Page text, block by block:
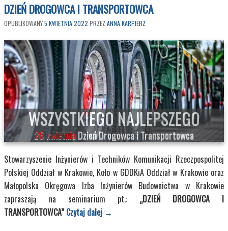
DZIEŃ DROGOWCA I TRANSPORTOWCA
OPUBLIKOWANY5 KWIETNIA 2022 PRZEZANNA KARPIERZ
WSZYSTKIEGO NAJLEPSZEGO
26 kwietniaDzień Drogowca i Transportowca
Stowarzyszenie Inżynierów i Techników Komunikacji Rzeczpospolitej
Polskiej Oddział w Krakowie, Koło w GDDKiA Oddział w Krakowie oraz
Małopolska Okręgowa Izba Inżynierów Budownictwa w Krakowie
zapraszają na seminarium pt.: „DZIEŃ DROGOWCA I
TRANSPORTOWCA” Czytaj dalej →